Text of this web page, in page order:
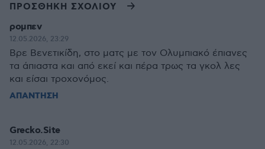
ΠΡΟΣΘΗΚΗ ΣΧΟΛΙΟΥ
ρομπεν
12.05.2026, 23:29
Bρε Βενετικίδη, στο ματς με τον Ολυμπιακό έπιανες
τα άπιαστα και από εκεί και πέρα τρως τα γκολ λες
και είσαι τροχονόμος.
ΑΠΑΝΤΗΣΗ
Grecko.Site
12.05.2026, 22:30